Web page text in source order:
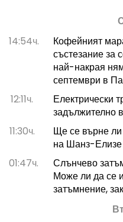
14:54ч.
Кофейният
състезание за
най-накрая
септември в
12:11ч.
Електрически
задължително
11:30ч.
Ще се върне
на Шанз-Елизе
01:47ч.
Слънчево
Може ли да се
затъмнение,